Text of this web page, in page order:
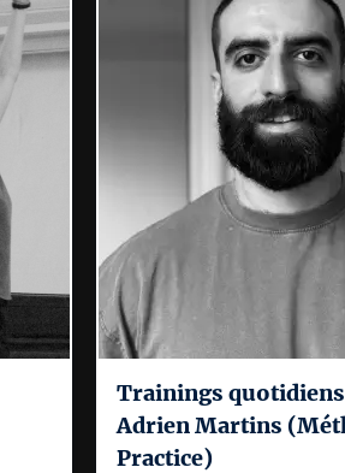
Trainings quotidiens
Adrien Martins
Practice)